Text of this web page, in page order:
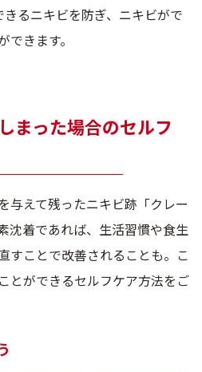
るニキビを防ぎ、ニキビがで
きます。
まった場合のセルフ
与えて残ったニキビ跡「クレー
沈着であれば、生活習慣や食生
すことで改善されることも。こ
とができるセルフケア方法をご